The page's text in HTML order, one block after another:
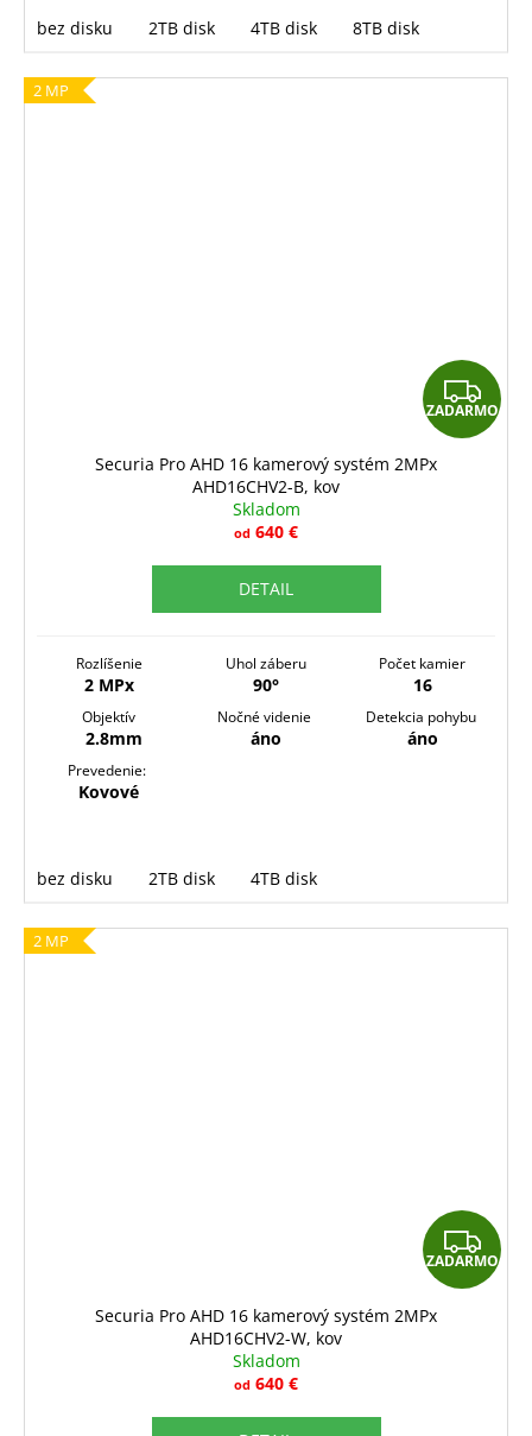
bez disku 2TB disk 4TB disk 8TB disk
2 MP
Z
A
ZADARMO
Securia Pro AHD 16 kamerový systém 2MPx
AHD16CHV2-B, kov
Skladom
od 640 €
DETAIL
Rozlíšenie
2 MPx
Uhol záberu
90°
Počet kamier
16
Objektív
2.8mm
Nočné videnie
áno
Detekcia pohybu
áno
Prevedenie:
Kovové
bez disku 2TB disk 4TB disk
2 MP
Z
A
ZADARMO
Securia Pro AHD 16 kamerový systém 2MPx
AHD16CHV2-W, kov
Skladom
od 640 €